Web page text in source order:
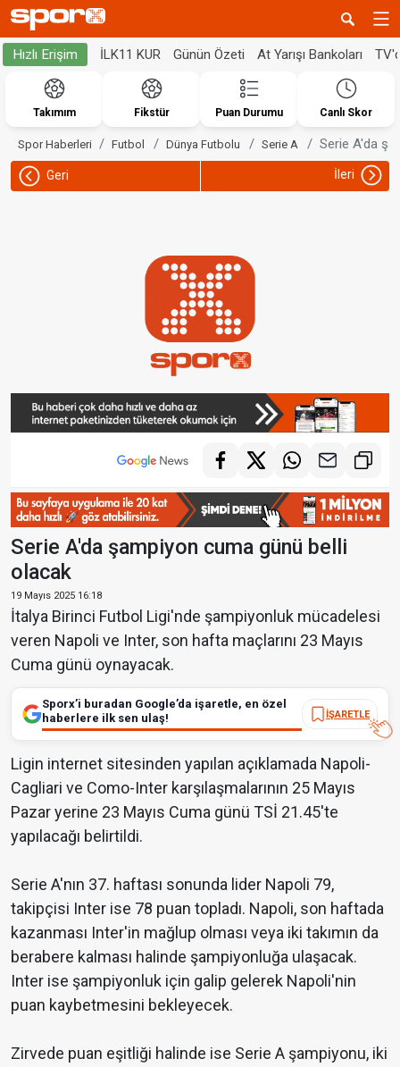
Hızlı Erişim İLK11 KUR Günün Özeti At Yarışı Bankoları
Takımım Fikstür Puan Durumu Canlı Skor
Spor Haberleri Futbol Dünya Futbolu Serie A Serie A'da
Geri İleri
Serie A'da şampiyon cuma günü belli
olacak
19 Mayıs 2025 16:18
İtalya Birinci Futbol Ligi'nde şampiyonluk mücadelesi
veren Napoli ve Inter, son hafta maçlarını 23 Mayıs
Cuma günü oynayacak.
Sporx’i buradan Google’da işaretle, en özel
haberlere ilk sen ulaş!
İŞARETLE
Ligin internet sitesinden yapılan açıklamada Napoli-
Cagliari ve Como-Inter karşılaşmalarının 25 Mayıs
Pazar yerine 23 Mayıs Cuma günü TSİ 21.45'te
yapılacağı belirtildi.
Serie A'nın 37. haftası sonunda lider Napoli 79,
takipçisi Inter ise 78 puan topladı. Napoli, son haftada
kazanması Inter'in mağlup olması veya iki takımın da
berabere kalması halinde şampiyonluğa ulaşacak.
Inter ise şampiyonluk için galip gelerek Napoli'nin
puan kaybetmesini bekleyecek.
Zirvede puan eşitliği halinde ise Serie A şampiyonu, iki